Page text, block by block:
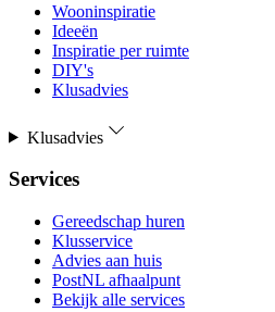
Wooninspiratie
Ideeën
Inspiratie per ruimte
DIY's
Klusadvies
Klusadvies
Services
Gereedschap huren
Klusservice
Advies aan huis
PostNL afhaalpunt
Bekijk alle services